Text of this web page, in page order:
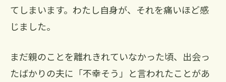
てしまいます。わたし自身が、それを痛いほど感
じました。
まだ親のことを離れきれていなかった頃、出会っ
たばかりの夫に「不幸そう」と言われたことがあ